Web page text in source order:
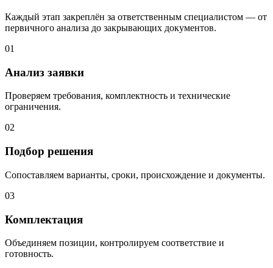
Каждый этап закреплён за ответственным специалистом — от
первичного анализа до закрывающих документов.
01
Анализ заявки
Проверяем требования, комплектность и технические
ограничения.
02
Подбор решения
Сопоставляем варианты, сроки, происхождение и документы.
03
Комплектация
Объединяем позиции, контролируем соответствие и
готовность.